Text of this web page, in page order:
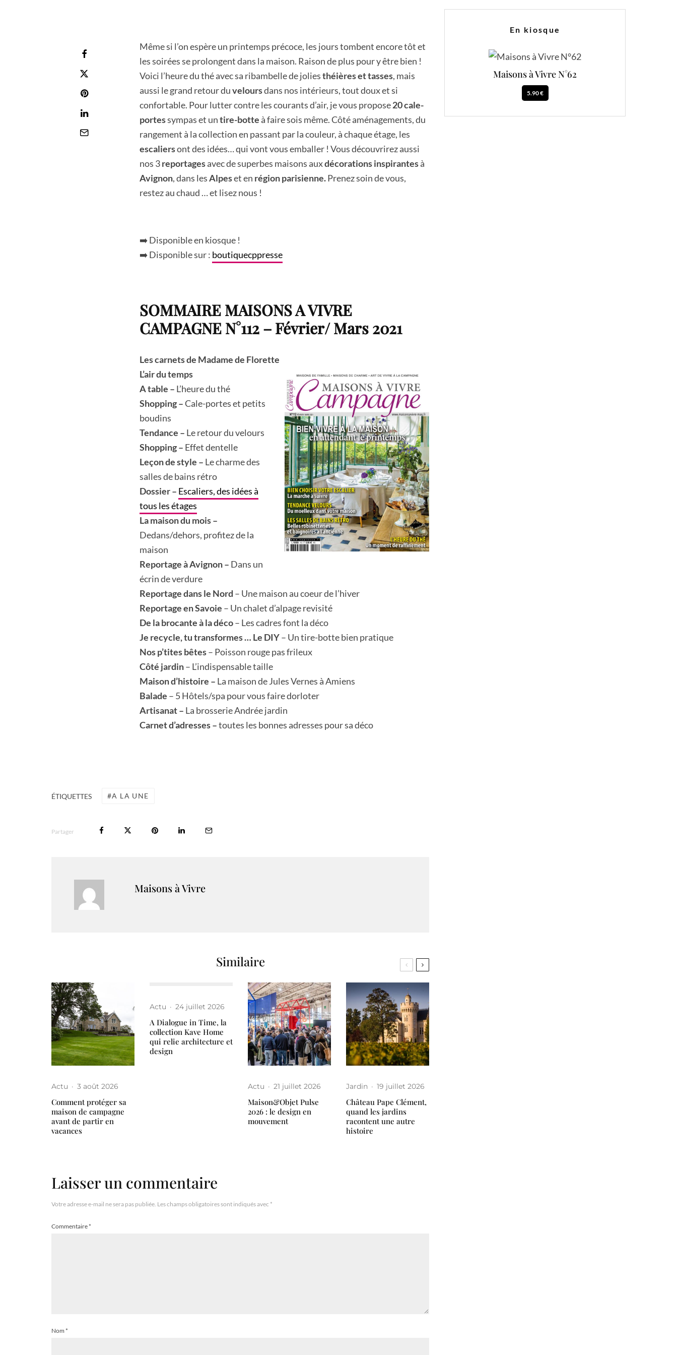
Même si l’on espère un printemps précoce, les jours tombent encore tôt et
les soirées se prolongent dans la maison. Raison de plus pour y être bien !
Voici l’heure du thé avec sa ribambelle de joliesthéières et tasses, mais
aussi le grand retour duveloursdans nos intérieurs, tout doux et si
confortable. Pour lutter contre les courants d’air, je vous propose20 cale-
portessympas et untire-botte à faire sois même. Côté aménagements, du
rangement à la collection en passant par la couleur, à chaque étage, les
escaliersont des idées… qui vont vous emballer ! Vous découvrirez aussi
nos 3reportagesavec de superbes maisons auxdécorations inspirantesà
Avignon, dans lesAlpeset en région parisienne.Prenez soin de vous,
restez au chaud … et lisez nous !
➡️ Disponible en kiosque !
➡️ Disponible sur : boutiquecppresse
SOMMAIRE MAISONS A VIVRE
CAMPAGNE N°112 – Février/ Mars 2021
Les carnets de Madame de Florette
L’air du temps
A table – L’heure du thé
Shopping –Cale-portes et petits
boudins
Tendance – Le retour du velours
Shopping – Effet dentelle
Leçon de style – Le charme des
salles de bains rétro
Dossier – Escaliers, des idées à
tous les étages
La maison du mois –
Dedans/dehors, profitez de la
maison
Reportage à Avignon – Dans un
écrin de verdure
Reportage dans le Nord – Une maison au coeur de l’hiver
Reportage en Savoie – Un chalet d’alpage revisité
De la brocante à la déco– Les cadres font la déco
Je recycle, tu transformes … Le DIY– Un tire-botte bien pratique
Nos p’tites bêtes– Poisson rouge pas frileux
Côté jardin– L’indispensable taille
Maison d’histoire – La maison de Jules Vernes à Amiens
Balade – 5 Hôtels/spa pour vous faire dorloter
Artisanat – La brosserie Andrée jardin
Carnet d’adresses –toutes les bonnes adresses pour sa déco
ÉTIQUETTES A LA UNE
Partager
Maisons à Vivre
Similaire
Actu · 3 août 2026
Comment protéger sa
maison de campagne
avant de partir en
vacances
Actu · 24 juillet 2026
A Dialogue in Time, la
collection Kave Home
qui relie architecture et
design
Actu · 21 juillet 2026
Maison&Objet Pulse
2026 : le design en
mouvement
Jardin · 19 juillet 2026
Château Pape Clément,
quand les jardins
racontent une autre
histoire
Laisser un commentaire
Votre adresse e-mail ne sera pas publiée. Les champs obligatoires sont indiqués avec *
Commentaire*
Nom *
En kiosque
Maisons à Vivre N°62
5.90 €